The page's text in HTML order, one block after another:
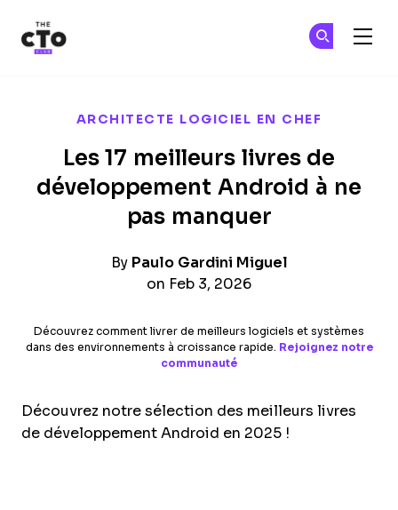
ARCHITECTE LOGICIEL EN CHEF
Les 17 meilleurs livres de
développement Android à ne
pas manquer
By Paulo Gardini Miguel
on Feb 3, 2026
Découvrez comment livrer de meilleurs logiciels et systèmes
dans des environnements à croissance rapide. Rejoignez notre
communauté
Découvrez notre sélection des meilleurs livres
de développement Android en 2025 !